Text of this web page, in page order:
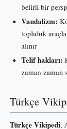
belirli bir
Vandalizm:
topluluk
alınır
Telif hakları:
zaman zaman
Türkçe
Türkçe Vikipedi,